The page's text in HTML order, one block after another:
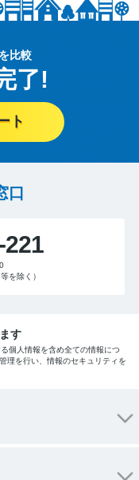
比較
了!
ト
口
221
を除く）
す
個人情報を含め全ての情報につ
理を行い、情報のセキュリティを